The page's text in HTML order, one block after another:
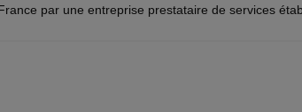
par une entreprise prestataire de services